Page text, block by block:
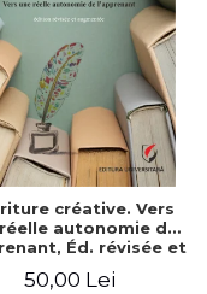
créative. Vers
autonomie de
Éd. révisée et
50,00 Lei